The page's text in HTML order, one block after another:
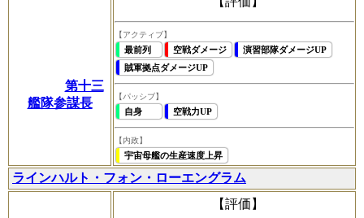
第十三
艦隊参謀長
【アクティブ】
最前列 空戦ダメージ
演習部隊ダメージUP
賊軍拠点ダメージUP
【パッシブ】
自身 空戦力UP
【内政】
宇宙母艦の生産速度上昇
ラインハルト・フォン・ローエングラム
【評価】